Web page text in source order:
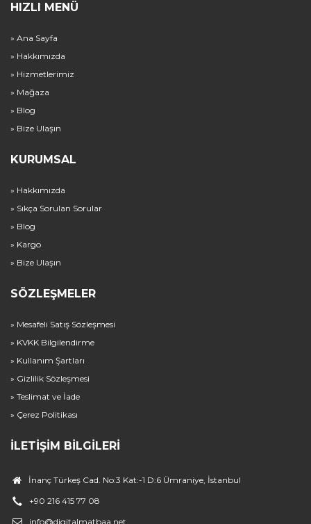
HIZLI MENÜ
» Ana Sayfa
» Hakkımızda
» Hizmetlerimiz
» Mağaza
» Blog
» Bize Ulaşın
KURUMSAL
» Hakkımızda
» Sıkça Sorulan Sorular
» Blog
» Kargo
» Bize Ulaşın
SÖZLEŞMELER
» Mesafeli Satış Sözleşmesi
» KVKK Bilgilendirme
» Kullanım Şartları
» Gizlilik Sözleşmesi
» Teslimat ve İade
» Çerez Politikası
İLETIŞIM BILGILERI
İnanç Türkeş Cad. No:3 Kat:-1 D:6 Ümraniye, İstanbul
+90 216 415 77 08
info@digitalmatbaa.net